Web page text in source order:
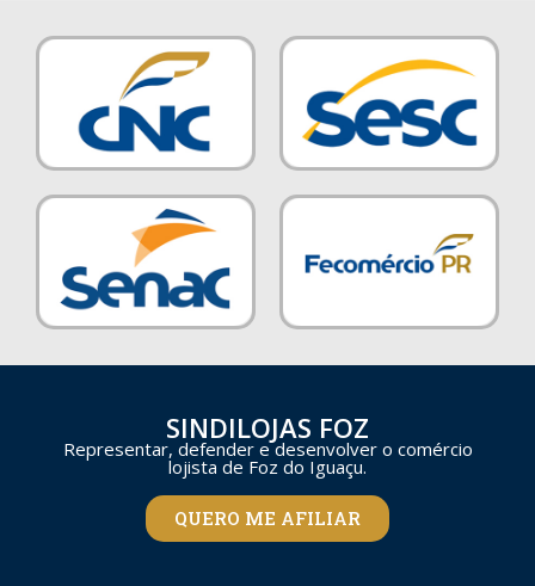
SINDILOJAS FOZ
Representar, defender e desenvolver o comércio
lojista de Foz do Iguaçu.
QUERO ME AFILIAR